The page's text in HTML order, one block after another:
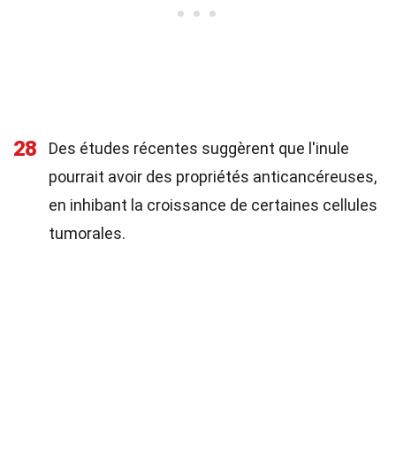
28
Des études récentes suggèrent que l'inule
pourrait avoir des propriétés anticancéreuses,
en inhibant la croissance de certaines cellules
tumorales.